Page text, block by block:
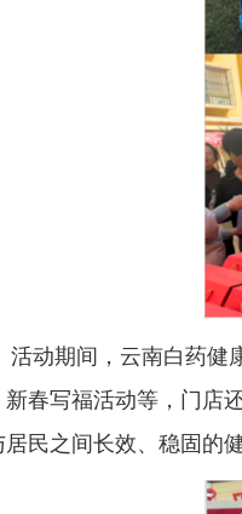
活动期间，云南白药健
新春写福活动等，门店
居民之间长效、稳固的